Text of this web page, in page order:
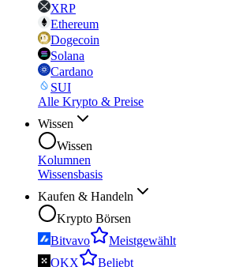
XRP
Ethereum
Dogecoin
Solana
Cardano
SUI
Alle Krypto & Preise
Wissen
Wissen
Kolumnen
Wissensbasis
Kaufen & Handeln
Krypto Börsen
Bitvavo
Meistgewählt
OKX
Beliebt